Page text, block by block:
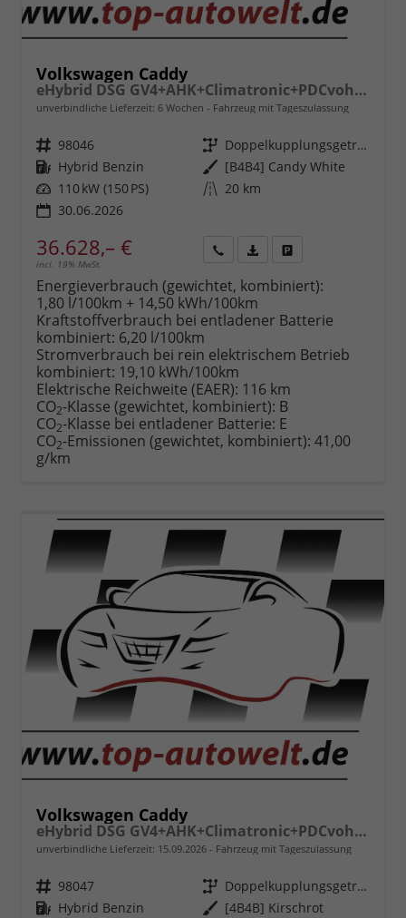
Volkswagen Caddy
eHybrid DSG GV4+AHK+Climatronic+PDCvohi+Cam+Regensens.+AppConnect
unverbindliche Lieferzeit: 6 Wochen Fahrzeug mit Tageszulassung
Fahrzeugnr. 98046 Getriebe
Doppelkupplungsgetriebe (DSG)
Kraftstoff Hybrid Benzin Außenfarbe [B4B4] Candy White
Leistung 110 kW (150 PS) Kilometerstand 20 km
30.06.2026
36.628,– €
incl. 19% MwSt.
anfordernDatei,
Fahrzeugexposé
drucken
drucken,
parken
oder
vergleichen
Energieverbrauch (gewichtet, kombiniert):
1,80 l/100km + 14,50 kWh/100km
Kraftstoffverbrauch bei entladener Batterie
kombiniert: 6,20 l/100km
Stromverbrauch bei rein elektrischem Betrieb
kombiniert: 19,10 kWh/100km
Elektrische Reichweite (EAER): 116 km
CO2-Klasse (gewichtet, kombiniert): B
CO2-Klasse bei entladener Batterie: E
CO2-Emissionen (gewichtet, kombiniert): 41,00
g/km
Volkswagen Caddy
eHybrid DSG GV4+AHK+Climatronic+PDCvohi+Cam+Regensens.+AppConnect
unverbindliche Lieferzeit: 15.09.2026 Fahrzeug mit Tageszulassung
Fahrzeugnr. 98047 Getriebe
Doppelkupplungsgetriebe (DSG)
Kraftstoff Hybrid Benzin Außenfarbe [4B4B] Kirschrot